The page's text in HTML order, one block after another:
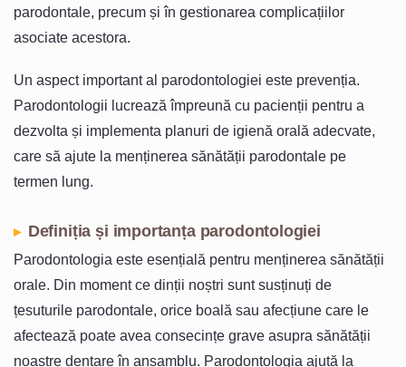
parodontale, precum și în gestionarea complicațiilor
asociate acestora.
Un aspect important al parodontologiei este prevenția.
Parodontologii lucrează împreună cu pacienții pentru a
dezvolta și implementa planuri de igienă orală adecvate,
care să ajute la menținerea sănătății parodontale pe
termen lung.
Definiția și importanța parodontologiei
Parodontologia este esențială pentru menținerea sănătății
orale. Din moment ce dinții noștri sunt susținuți de
țesuturile parodontale, orice boală sau afecțiune care le
afectează poate avea consecințe grave asupra sănătății
noastre dentare în ansamblu. Parodontologia ajută la